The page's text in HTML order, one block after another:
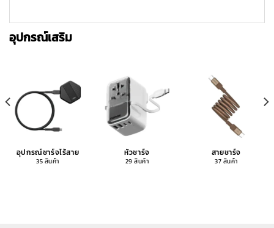
อุปกรณ์เสริม
อุปกรณ์ชาร์จไร้สาย
35 สินค้า
หัวชาร์จ
29 สินค้า
สายชาร์จ
37 สินค้า